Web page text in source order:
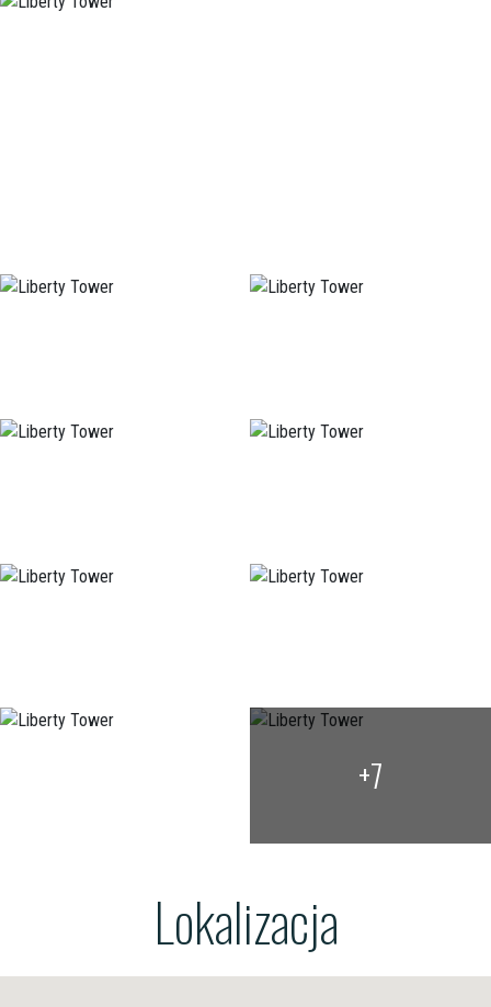
+7
Lokalizacja